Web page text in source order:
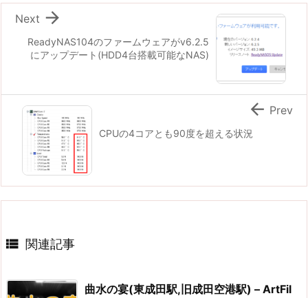
ReadyNAS104のファームウェアがv6.2.5
にアップデート(HDD4台搭載可能なNAS)

Next
CPUの4コアとも90度を超える状況
 Prev
 関連記事
曲水の宴(東成田駅,旧成田空港駅) – ArtFil